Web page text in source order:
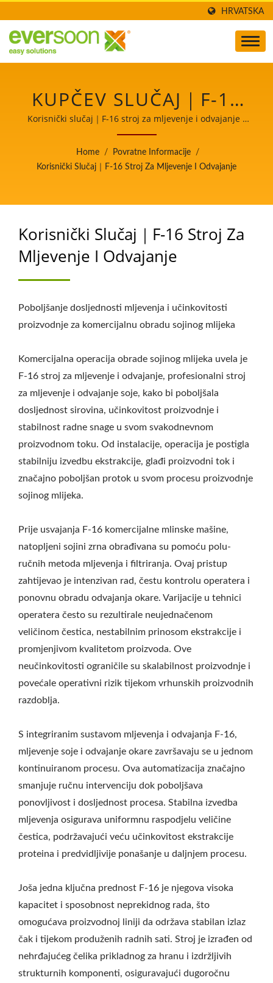
HRVATSKA
KUPČEV SLUČAJ｜F-16
STROJ ZA MLJEVENJE I
ODVAJANJE /
PROFESIONALNI
GODINE NA TAJVANU |
YUNG SOON LIH FOOD
Korisnički slučaj｜F-16 stroj za mljevenje i odvajanje /
eversoon, marka Yung Soon Lih Food Machine Co., Ltd.,
je lider u proizvodnji strojeva za sojino mlijeko i tofu.
Kao čuvari sigurnosti hrane, dijelimo našu osnovnu
vaš važan i snažan partner u svjedočenju rasta i
Home / Povratne Informacije
/
Korisnički Slučaj｜F-16 Stroj Za Mljevenje I Odvajanje
Korisnički Slučaj｜F-16 Stroj Za
Mljevenje I Odvajanje
Poboljšanje dosljednosti mljevenja i učinkovitosti
proizvodnje za komercijalnu obradu sojinog mlijeka
Komercijalna operacija obrade sojinog mlijeka uvela je
F-16 stroj za mljevenje i odvajanje, profesionalni stroj
za mljevenje i odvajanje soje, kako bi poboljšala
dosljednost sirovina, učinkovitost proizvodnje i
stabilnost radne snage u svom svakodnevnom
proizvodnom toku. Od instalacije, operacija je postigla
stabilniju izvedbu ekstrakcije, glađi proizvodni tok i
značajno poboljšan protok u svom procesu proizvodnje
sojinog mlijeka.
Prije usvajanja F-16 komercijalne mlinske mašine,
natopljeni sojini zrna obrađivana su pomoću polu-
ručnih metoda mljevenja i filtriranja. Ovaj pristup
zahtijevao je intenzivan rad, čestu kontrolu operatera i
ponovnu obradu odvajanja okare. Varijacije u tehnici
operatera često su rezultirale neujednačenom
veličinom čestica, nestabilnim prinosom ekstrakcije i
promjenjivom kvalitetom proizvoda. Ove
neučinkovitosti ograničile su skalabilnost proizvodnje i
povećale operativni rizik tijekom vrhunskih proizvodnih
razdoblja.
S integriranim sustavom mljevenja i odvajanja F-16,
mljevenje soje i odvajanje okare završavaju se u jednom
kontinuiranom procesu. Ova automatizacija značajno
smanjuje ručnu intervenciju dok poboljšava
ponovljivost i dosljednost procesa. Stabilna izvedba
mljevenja osigurava uniformnu raspodjelu veličine
čestica, podržavajući veću učinkovitost ekstrakcije
proteina i predvidljivije ponašanje u daljnjem procesu.
Joša jedna ključna prednost F-16 je njegova visoka
kapacitet i sposobnost neprekidnog rada, što
omogućava proizvodnoj liniji da održava stabilan izlaz
čak i tijekom produženih radnih sati. Stroj je izrađen od
nehrđajućeg čelika prikladnog za hranu i izdržljivih
strukturnih komponenti, osiguravajući dugoročnu